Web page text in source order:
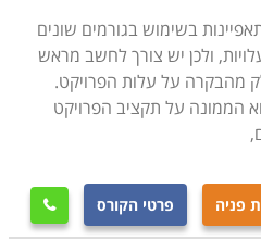
בשימוש בגורמים שונים
ולכן יש צורך לחשב מראש
מהבקרה על עלות הפרויקט.
הממונה על תקציב הפרויקט
פניה פרטי הקורס 